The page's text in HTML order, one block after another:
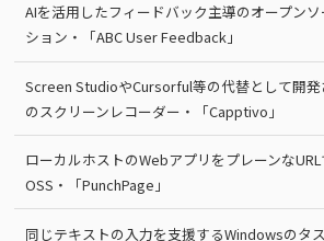
AIを活用したフィードバック主導のオープン
ション・「ABC User Feedback」
Screen StudioやCursorful等の代替として開発
のスクリーンレコーダー・「Capptivo」
ローカルホストのWebアプリをプレーンな
OSS・「PunchPage」
同じテキストの入力を支援するWindowsのタ